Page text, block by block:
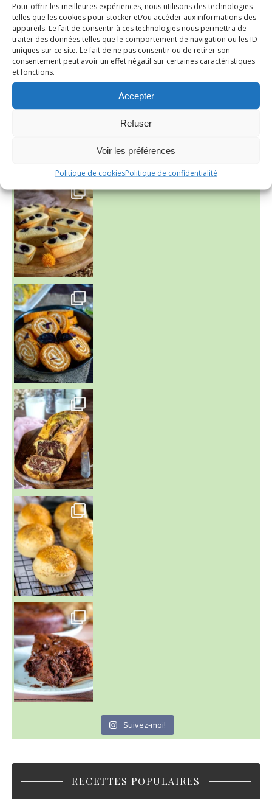
Pour offrir les meilleures expériences, nous utilisons des technologies
telles que les cookies pour stocker et/ou accéder aux informations des
appareils. Le fait de consentir à ces technologies nous permettra de
traiter des données telles que le comportement de navigation ou les ID
uniques sur ce site. Le fait de ne pas consentir ou de retirer son
consentement peut avoir un effet négatif sur certaines caractéristiques
et fonctions.
Accepter
Refuser
Voir les préférences
Politique de cookiesPolitique de confidentialité
~ SALADE DE PÂTES AUX DEUX TOMATES THON ET BURRA
~ FINANCIERS MYRTILLES ET CITRON ~
Aujourd'hu
~ BUNS MAISON ~
Un peu de boulange par ici au
~ GÂTEAU FONDANT CHOCO NOISETTE ~
C'est lundi
Suivez-moi!
RECETTES POPULAIRES